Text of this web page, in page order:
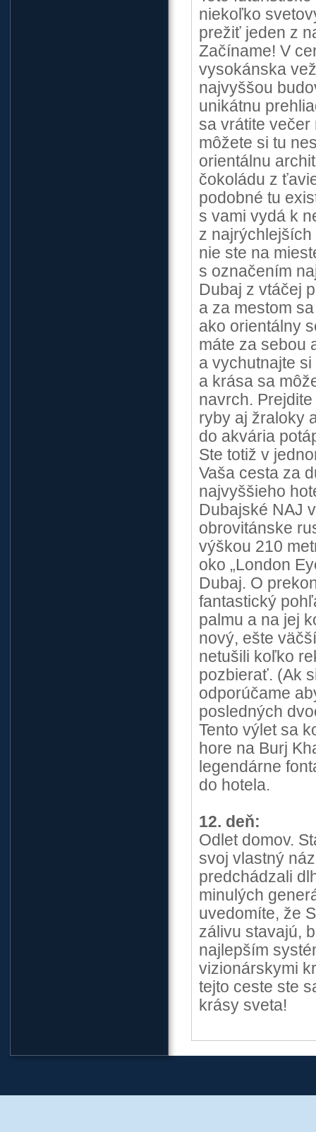
niekoľko
prežiť jeden z
Začíname! V
vysokánska
najvyššou
unikátnu
sa vrátite
môžete si tu
orientálnu
čokoládu z
podobné tu
s vami vydá k
z
nie ste na
s označením
Dubaj z vtáčej
a za mestom
ako orientálny
máte za sebou
a vychutnajte
a krása sa
navrch.
ryby aj žraloky
do akvária
Ste totiž v
Vaša cesta za
najvyššieho
Dubajské NAJ
obrovitánske
výškou 210
oko „London
Dubaj. O
fantastický
palmu a na jej
nový, ešte
netušili koľko
pozbierať. (Ak
odporúčame
posledných
Tento výlet sa
hore na Burj
legendárne
do hotela.
12. deň:
Odlet domov.
svoj vlastný
predchádzali
minulých
uvedomíte, že
zálivu stavajú,
najlepším
vizionárskymi
tejto ceste ste
krásy sveta!